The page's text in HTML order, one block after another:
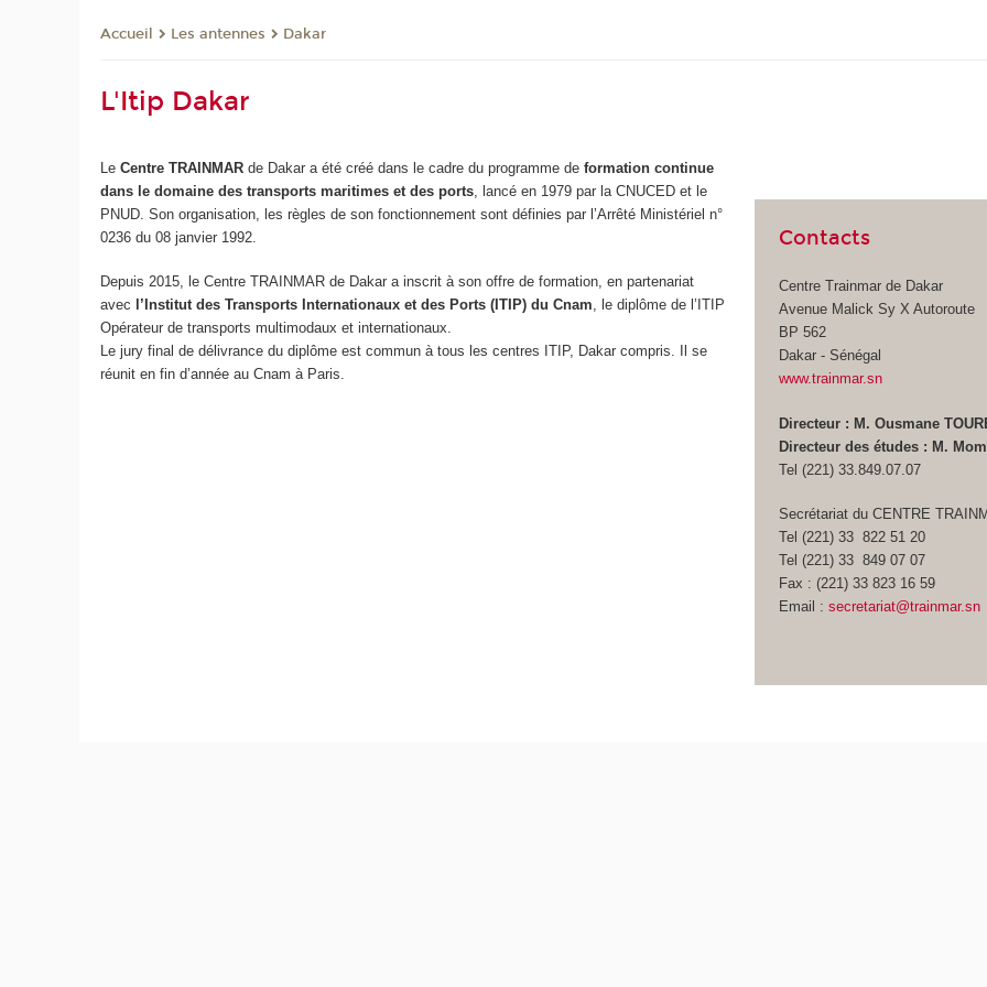
Accueil Les antennes Dakar
L'Itip Dakar
LeCentre TRAINMARde Dakar a été créé dans le cadre du programme deformation continue
dans le domaine des transports maritimes et des ports , lancé en 1979 par la CNUCED et le
PNUD. Son organisation, les règles de son fonctionnement sont définies par l’Arrêté Ministériel n°
0236 du 08 janvier 1992.
Depuis 2015, le Centre TRAINMAR de Dakar a inscrit à son offre de formation, en partenariat
avec
l’Institut des Transports Internationaux et des Ports (ITIP) du Cnam, le diplôme de l’ITIP
Opérateur de transports multimodaux et internationaux.
Le jury final de délivrance du diplôme est commun à tous les centres ITIP, Dakar compris. Il se
réunit en fin d’année au Cnam à Paris.
Contacts
Centre Trainmar de Dakar
Avenue Malick Sy X Autoroute
BP 562
Dakar - Sénégal
www.trainmar.sn
Directeur : M. Ousmane
Directeur des études : M.
Tel (221) 33.849.07.07
Secrétariat du CENTRE
Tel (221) 33 822 51 20
Tel (221) 33 849 07 07
Fax : (221) 33 823 16 59
Email :secretariat@trainmar.sn